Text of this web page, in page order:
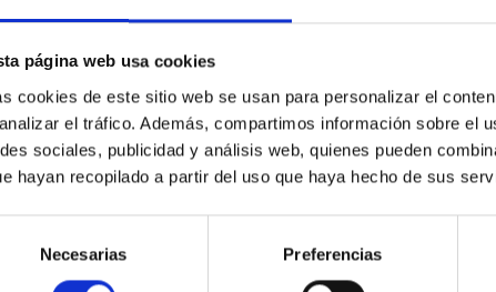
página web usa cookies
cookies de este sitio web se usan para personalizar el
el tráfico. Además, compartimos información sobre el
sociales, publicidad y análisis web, quienes pueden
hayan recopilado a partir del uso que haya hecho de sus
Necesarias Preferencias
with Dense Cores in the Transition